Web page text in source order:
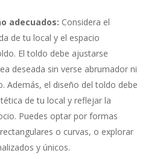
adecuados: Considera el
de tu local y el espacio
El toldo debe ajustarse
deseada sin verse abrumador ni
Además, el diseño del toldo debe
de tu local y reflejar la
Puedes optar por formas
o curvas, o explorar
y únicos.